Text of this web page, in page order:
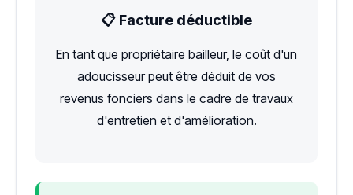
📋 Facture déductible
En tant que propriétaire bailleur, le coût d'un
adoucisseur peut être déduit de vos
revenus fonciers dans le cadre de travaux
d'entretien et d'amélioration.